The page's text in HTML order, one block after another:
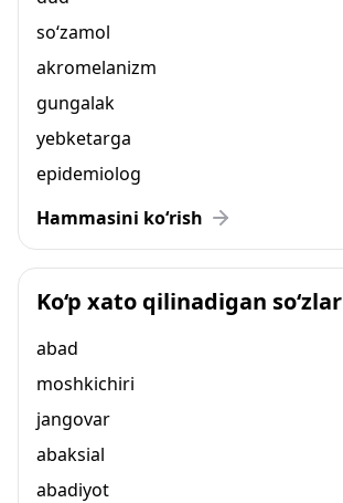
so‘zamol
akromelanizm
gungalak
yebketarga
epidemiolog
Hammasini ko‘rish
Ko‘p xato qilinadigan so‘zlar
abad
moshkichiri
jangovar
abaksial
abadiyot